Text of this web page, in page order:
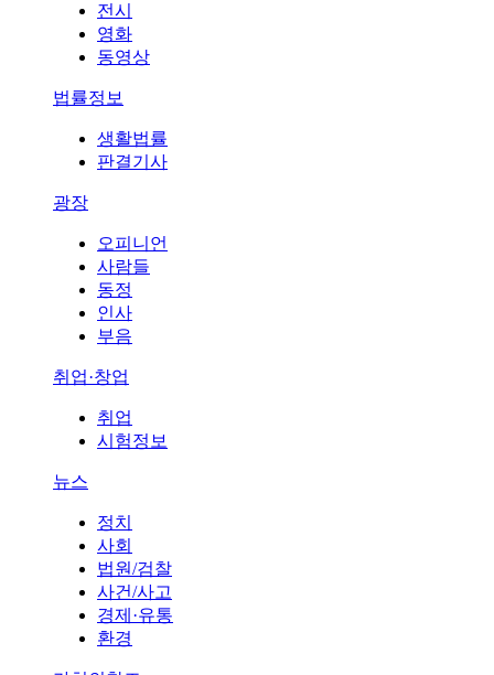
전시
영화
동영상
법률정보
생활법률
판결기사
광장
오피니언
사람들
동정
인사
부음
취업·창업
취업
시험정보
뉴스
정치
사회
법원/검찰
사건/사고
경제·유통
환경